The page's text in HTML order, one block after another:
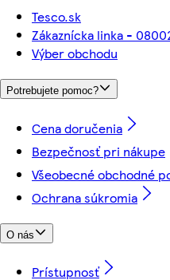
Tesco.sk
Zákaznícka linka -
Výber obchodu
Potrebujete pomoc?
Cena doručenia
Bezpečnosť pri nákupe
Všeobecné obchodné
Ochrana súkromia
O nás
Prístupnosť